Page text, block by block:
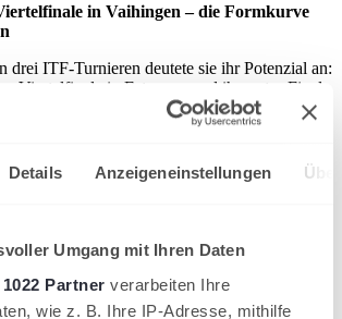
Details Anzeigeneinstellungen
Umgang mit Ihren Daten
Partner verarbeiten Ihre
wie z. B. Ihre IP-Adresse, mithilfe
in Vaihingen – die Formkurve
drei ITF-Turnieren deutete sie ihr Potenzial an:
Viertelfinale in Estepona und ihr erstes Finale
nur der ein Jahr älteren Mariella Thamm
Eine Woche später traf sie in Stuttgart fast
auch für Wobker Endstation bedeutete.
aus dem TNB